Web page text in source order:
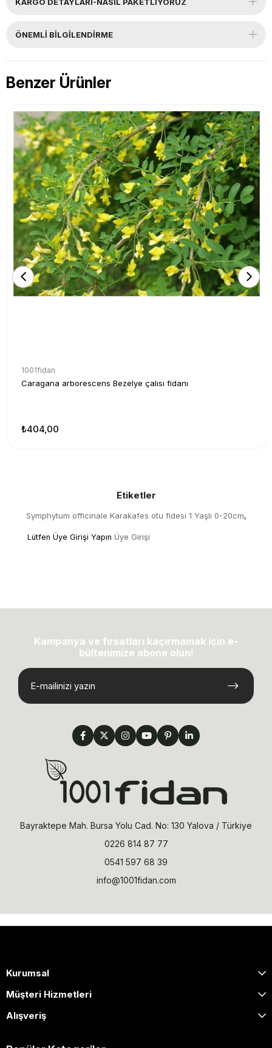
KARGO DETAYLARI-NASIL PAKETLİYORUZ
ÖNEMLI BILGILENDIRME
Benzer Ürünler
1001fidan
Caragana arborescens Bezelye çalısı fidanı
₺404,00
Etiketler
Symphytum officinale Karakafes otu fidesi 1 Yaşlı 0-20cm,
Lütfen Üye Girişi Yapın Üye Girişi
Kampanya ve fırsatları kaçırmamak için e-
bültenimize abone olun!
Bayraktepe Mah. Bursa Yolu Cad. No: 130 Yalova / Türkiye
0226 814 87 77
0541 597 68 39
info@1001fidan.com
Kurumsal
Müşteri Hizmetleri
Alışveriş